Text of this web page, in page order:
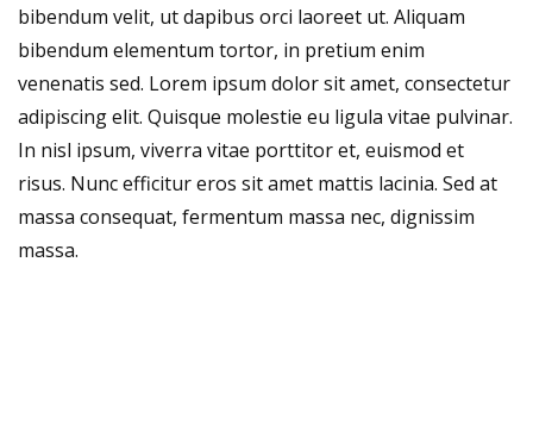
bibendum velit, ut dapibus orci laoreet ut. Aliquam
bibendum elementum tortor, in pretium enim
venenatis sed. Lorem ipsum dolor sit amet, consectetur
adipiscing elit. Quisque molestie eu ligula vitae pulvinar.
In nisl ipsum, viverra vitae porttitor et, euismod et
risus. Nunc efficitur eros sit amet mattis lacinia. Sed at
massa consequat, fermentum massa nec, dignissim
massa.